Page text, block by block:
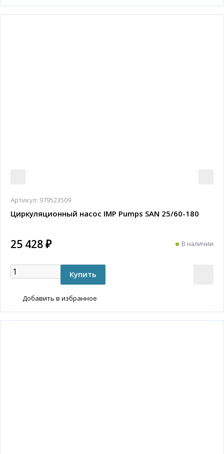
Артикул: 979523509
Циркуляционный насос IMP Pumps SAN 25/60-180
25 428 ₽ В наличии
Добавить в избранное